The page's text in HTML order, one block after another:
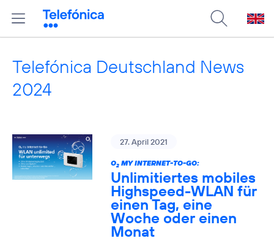
Telefónica Deutschland News
2024
27. April 2021
O2MY INTERNET-TO-GO:
Unlimitiertes mobiles
Highspeed-WLAN für
einen Tag, eine
Woche oder einen
Monat